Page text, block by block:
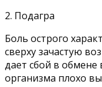
2. Подагра
Боль острого
сверху зачастую
дает сбой в
организма плохо